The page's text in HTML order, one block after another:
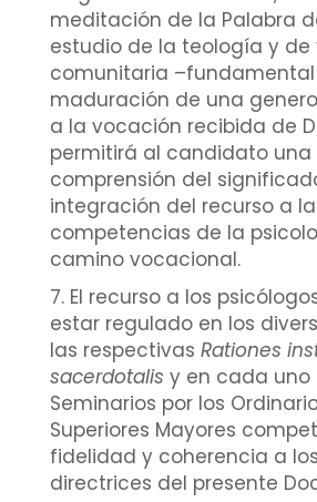
meditación de la Palabra
estudio de la teología y de
comunitaria
maduración de una
a la vocación recibida de
permitirá al candidato
comprensión del
integración del recurso a
competencias de la
camino vocacional.
7. El recurso a los
estar regulado en los
las respectivas Rationes
sacerdotalis y en cada uno
Seminarios por los
Superiores Mayores
fidelidad y coherencia a
directrices del presente